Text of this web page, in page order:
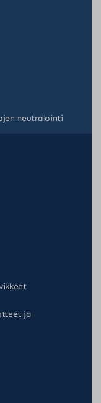
neutralointi
ja